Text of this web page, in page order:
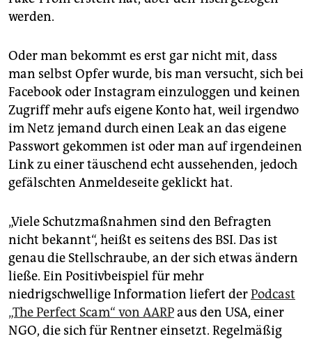
werden.
Oder man bekommt es erst gar nicht mit, dass
man selbst Opfer wurde, bis man versucht, sich bei
Facebook oder Instagram einzuloggen und keinen
Zugriff mehr aufs eigene Konto hat, weil irgendwo
im Netz jemand durch einen Leak an das eigene
Passwort gekommen ist oder man auf irgendeinen
Link zu einer täuschend echt aussehenden, jedoch
gefälschten Anmeldeseite geklickt hat.
„Viele Schutzmaßnahmen sind den Befragten
nicht bekannt“, heißt es seitens des BSI. Das ist
genau die Stellschraube, an der sich etwas ändern
ließe. Ein Positivbeispiel für mehr
niedrigschwellige Information liefert derPodcast
„The Perfect Scam“ von AARPaus den USA, einer
NGO, die sich für Rentner einsetzt. Regelmäßig